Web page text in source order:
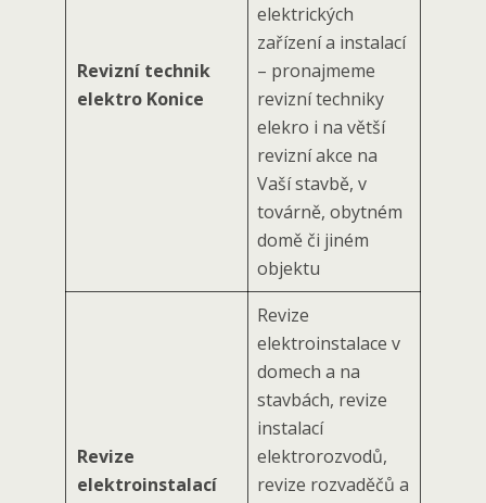
Revizní technik
elektro Konice
elektrických
zařízení a instalací
– pronajmeme
revizní techniky
elekro i na větší
revizní akce na
Vaší stavbě, v
továrně, obytném
domě či jiném
objektu
Revize
elektroinstalací
Revize
elektroinstalace v
domech a na
stavbách, revize
instalací
elektrorozvodů,
revize rozvaděčů a